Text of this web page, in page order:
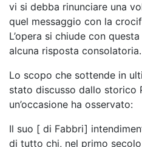
vi si debba rinunciare una
quel messaggio con la
L’opera si chiude con
alcuna risposta consolatoria.
Lo scopo che sottende in
stato discusso dallo storico
un’occasione ha osservato:
Il suo [ di Fabbri]
di tutto chi, nel primo